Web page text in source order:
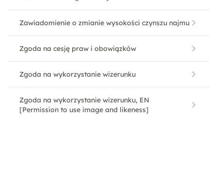
Zawiadomienie o zmianie wysokości czynszu najmu
Zgoda na cesję praw i obowiązków
Zgoda na wykorzystanie wizerunku
Zgoda na wykorzystanie wizerunku, EN
[Permission to use image and likeness]